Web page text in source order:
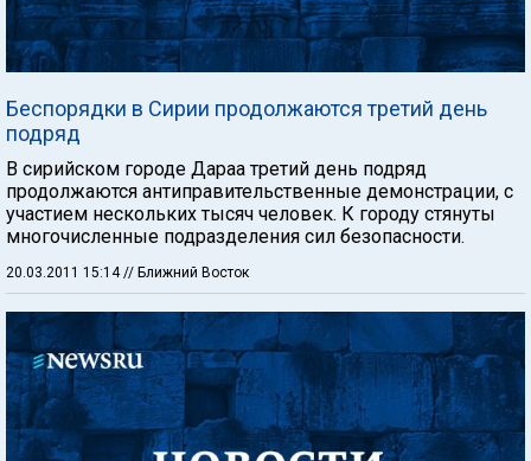
Беспорядки в Сирии продолжаются третий день
подряд
В сирийском городе Дараа третий день подряд
продолжаются антиправительственные демонстрации, с
участием нескольких тысяч человек. К городу стянуты
многочисленные подразделения сил безопасности.
20.03.2011 15:14// Ближний Восток